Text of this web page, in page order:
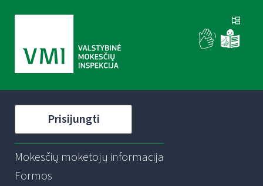
Prisijungti
Mokesčių mokėtojų informacija
Formos